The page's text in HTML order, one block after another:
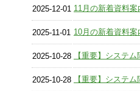
2025-12-01 11月の新着資料案
2025-11-01 10月の新着資料案
2025-10-28 【重要】システ
2025-10-28 【重要】システ